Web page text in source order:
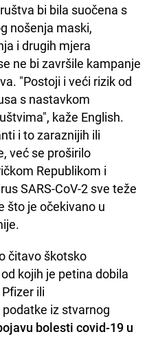
bi bila suočena s
nošenja maski,
i drugih mjera
ne bi završile kampanje
"Postoji i veći rizik od
s nastavkom
kaže English.
i to zaraznijih ili
već se proširilo
Republikom i
SARS-CoV-2 sve teže
što je očekivano u
čitavo škotsko
kojih je petina dobila
ili
iz stvarnog
bolesti covid-19 u